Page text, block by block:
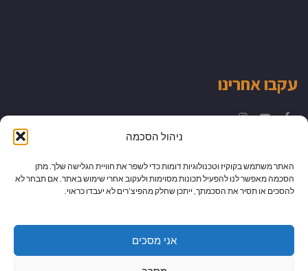
ניהול הסכמה
האתר משתמש בקוקיז וטכנולוגיות דומות כדי לשפר את חוויית הגלישה שלך. מתן
הסכמה מאפשר לנו להפעיל תכונות מסוימות ולעקוב אחרי שימוש באתר. אם תבחר לא
להסכים או תסיר את הסכמתך, ייתכן שחלק מהפיצ’רים לא יעבדו כראוי.
אני מסכים
עקבו אחרינו